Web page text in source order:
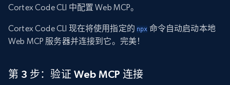
Cortex Code CLI 中配置 Web MCP。
Cortex Code CLI 现在将使用指定的 npx 命令自动启动本地
Web MCP 服务器并连接到它。完美！
第 3 步：验证 Web MCP 连接